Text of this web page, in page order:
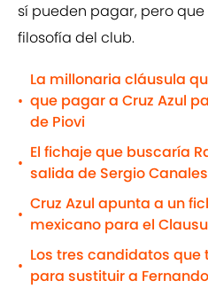
sí pueden pagar, pero
filosofía del club.
•
La millonaria cláusula
que pagar a Cruz Azul
de Piovi
•
El fichaje que buscaría
salida de Sergio Canales
•
Cruz Azul apunta a un
mexicano para el
•
Los tres candidatos
para sustituir a